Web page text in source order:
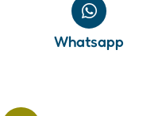
Whatsapp